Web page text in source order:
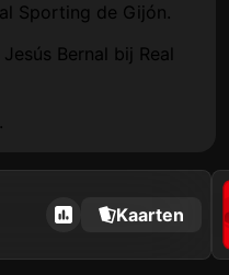
Sporting de Gijón.
Bernal bij Real
Kaarten